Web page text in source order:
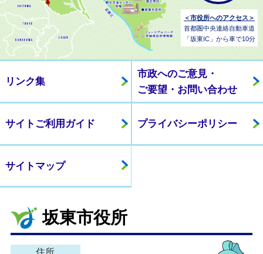
＜市役所へのアクセス＞
首都圏中央連絡自動車道
「坂東IC」から車で10分
リンク集
市政へのご意見・
ご要望・お問い合わせ
サイトご利用ガイド プライバシーポリシー
サイトマップ
坂東市役所
住所